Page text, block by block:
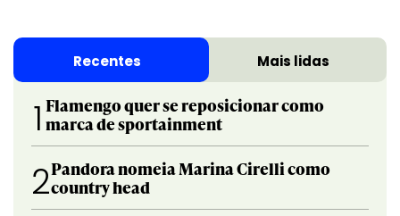
Recentes Mais lidas
1 Flamengo quer se reposicionar como
marca de sportainment
2Pandora nomeia Marina Cirelli como
country head